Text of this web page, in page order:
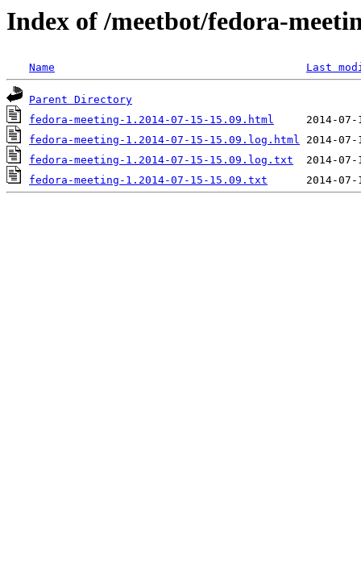
Index of /meetbot/fedora-
Name Last
Parent Directory
fedora-meeting-1.2014-07-15-15.09.html
fedora-meeting-1.2014-07-15-15.09.log.html
fedora-meeting-1.2014-07-15-15.09.log.txt
fedora-meeting-1.2014-07-15-15.09.txt